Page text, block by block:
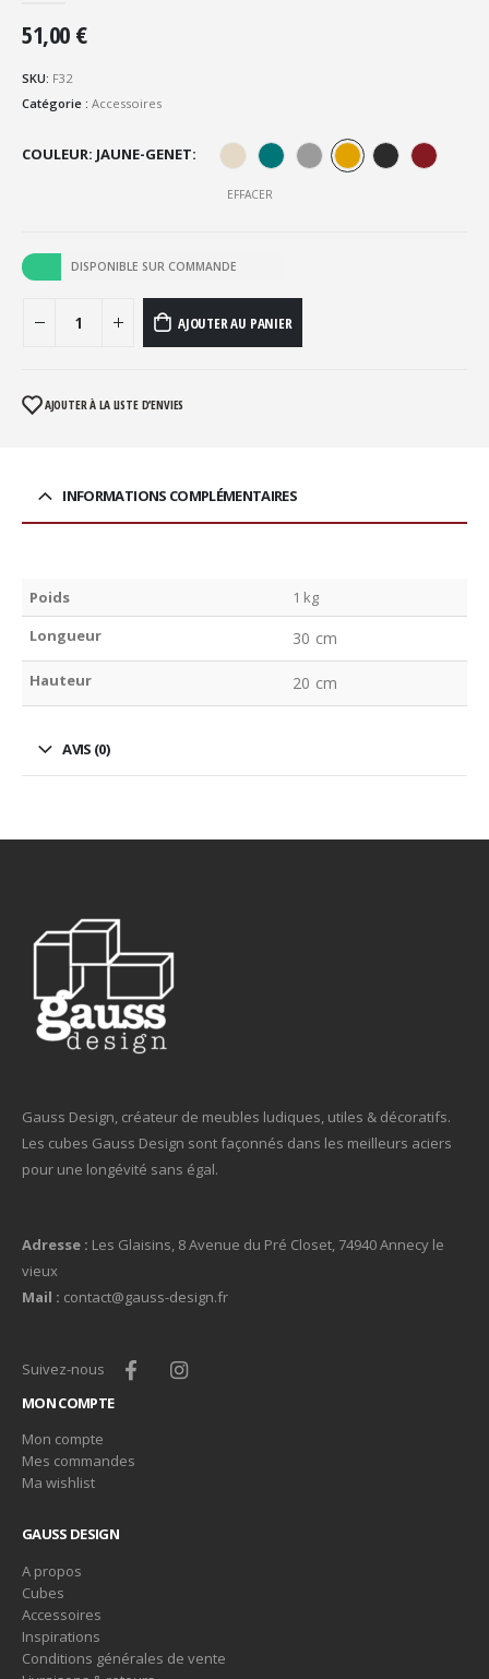
51,00€
SKU: F32
Catégorie : Accessoires
COULEUR: JAUNE-GENET
EFFACER
DISPONIBLE SUR COMMANDE
AJOUTER AU PANIER
AJOUTER À LA LISTE D’ENVIES
INFORMATIONS COMPLÉMENTAIRES
Poids
1 kg
Longueur
30 cm
Hauteur 20 cm
AVIS (0)
Gauss Design, créateur de meubles ludiques, utiles & décoratifs.
Les cubes Gauss Design sont façonnés dans les meilleurs aciers
pour une longévité sans égal.
Adresse : Les Glaisins, 8 Avenue du Pré Closet, 74940 Annecy le
vieux
Mail : contact@gauss-design.fr
Suivez-nous
MON COMPTE
Mon compte
Mes commandes
Ma wishlist
GAUSS DESIGN
A propos
Cubes
Accessoires
Inspirations
Conditions générales de vente